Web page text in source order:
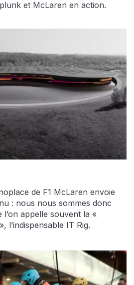
et McLaren en action.
de F1 McLaren envoie
: nous nous sommes donc
appelle souvent la «
l’indispensable IT Rig.